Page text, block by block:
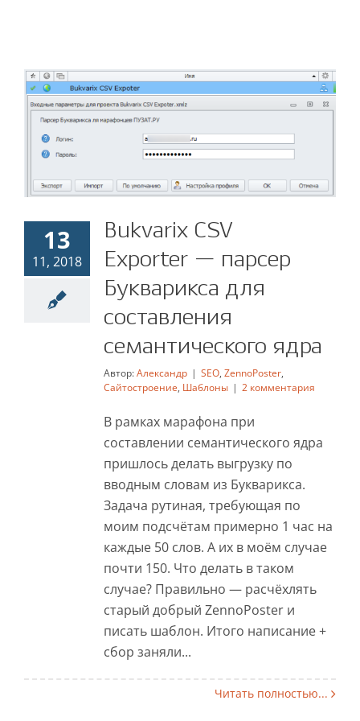
парсер Букварикса для
составления
семантического ядра
13
11, 2018
Bukvarix CSV
Exporter — парсер
Букварикса для
составления
семантического ядра
Автор:Александр | SEO, ZennoPoster,
Сайтостроение, Шаблоны | 2 комментария
В рамках марафона при
составлении семантического ядра
пришлось делать выгрузку по
вводным словам из Букварикса.
Задача рутиная, требующая по
моим подсчётам примерно 1 час на
каждые 50 слов. А их в моём случае
почти 150. Что делать в таком
случае? Правильно — расчёхлять
старый добрый ZennoPoster и
писать шаблон. Итого написание +
сбор заняли...
Читать полностью...